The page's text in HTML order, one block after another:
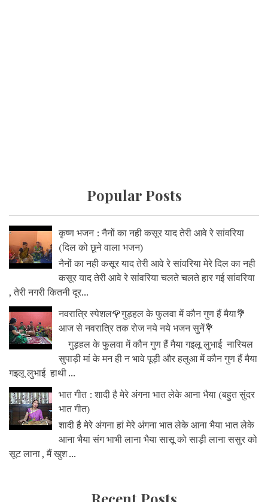
Popular Posts
कृष्ण भजन : नैनों का नही कसूर याद तेरी आवे रे सांवरिया
(दिल को छूने वाला भजन)
नैनों का नही कसूर याद तेरी आवे रे सांवरिया मेरे दिल का नही
कसूर याद तेरी आवे रे सांवरिया चलते चलते हार गई सांवरिया
, तेरी नगरी कितनी दूर...
नवरात्रि स्पेशल🌹गुड़हल के फुलवा में कौन गुण हैं मैया💐
आज से नवरात्रि तक रोज नये नये भजन सुनें💐
गुड़हल के फुलवा में कौन गुण हैं मैया गइलू लुभाई नारियल
सुपाड़ी मां के मन ही न भावे पूड़ी और हलुआ में कौन गुण हैं मैया
गइलू लुभाई हाथी ...
भात गीत : शादी है मेरे अंगना भात लेके आना भैया (बहुत सुंदर
भात गीत)
शादी है मेरे अंगना हां मेरे अंगना भात लेके आना भैया भात लेके
आना भैया संग भाभी लाना भैया सासू को साड़ी लाना ससुर को
सूट लाना , मैं खुश ...